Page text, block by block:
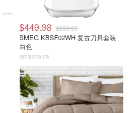
$449.98 $899.99
SMEG KBSF02WH 复古刀具套装
白色
amazon.ca